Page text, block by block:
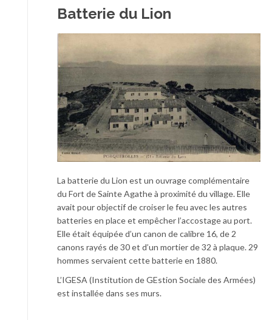
Batterie du Lion
La batterie du Lion est un ouvrage complémentaire
du Fort de Sainte Agathe à proximité du village. Elle
avait pour objectif de croiser le feu avec les autres
batteries en place et empêcher l’accostage au port.
Elle était équipée d’un canon de calibre 16, de 2
canons rayés de 30 et d’un mortier de 32 à plaque. 29
hommes servaient cette batterie en 1880.
L’IGESA (Institution de GEstion Sociale des Armées)
est installée dans ses murs.